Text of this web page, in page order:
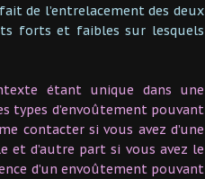
de l’entrelacement des deux
forts et faibles sur lesquels
étant unique dans une
types d’envoûtement pouvant
contacter si vous avez d’une
et d’autre part si vous avez le
d’un envoûtement pouvant